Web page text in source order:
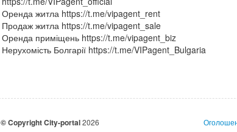
Оренда житла https://t.me/vipagent_rent
Продаж житла https://t.me/vipagent_sale
Оренда приміщень https://t.me/vipagent_biz
Нерухомість Болгарії https://t.me/VIPagent_Bulgaria
© Copyright City-portal2026